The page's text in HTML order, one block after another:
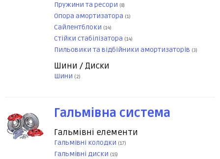
Пружини та ресори (8)
Опора амортизатора (1)
Сайлентблоки (14)
Стійки стабілізатора (14)
Пильовики та відбійники амортизаторів (3)
Шини / Диски
Шини (2)
Гальмівна система
Гальмівні елементи
Гальмівні колодки (17)
Гальмівні диски (15)